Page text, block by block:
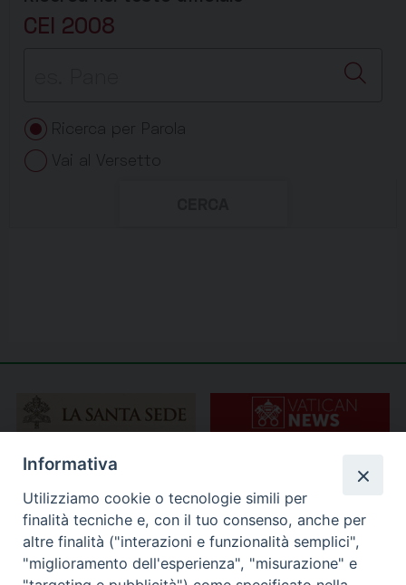
Informativa
Utilizziamo cookie o tecnologie simili per
finalità tecniche e, con il tuo consenso, anche per
altre finalità ("interazioni e funzionalità semplici",
"miglioramento dell'esperienza", "misurazione" e